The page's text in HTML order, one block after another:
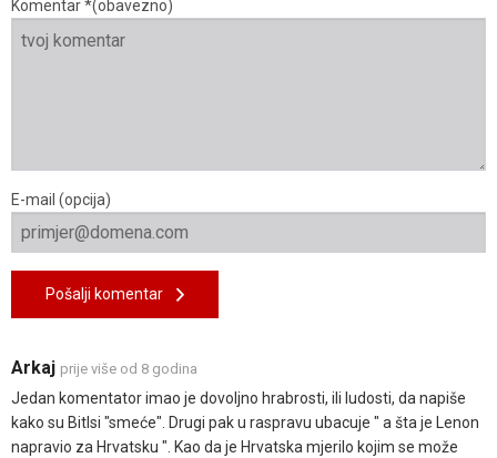
Komentar *(obavezno)
E-mail (opcija)
Pošalji komentar
Arkaj prije više od 8 godina
Jedan komentator imao je dovoljno hrabrosti, ili ludosti, da napiše
kako su Bitlsi "smeće". Drugi pak u raspravu ubacuje " a šta je Lenon
napravio za Hrvatsku ". Kao da je Hrvatska mjerilo kojim se može